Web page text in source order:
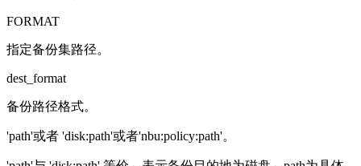
FORMAT
指定备份集路径。
dest_format
备份路径格式。
'path'或者 'disk:path'或者'nbu:policy:path'。